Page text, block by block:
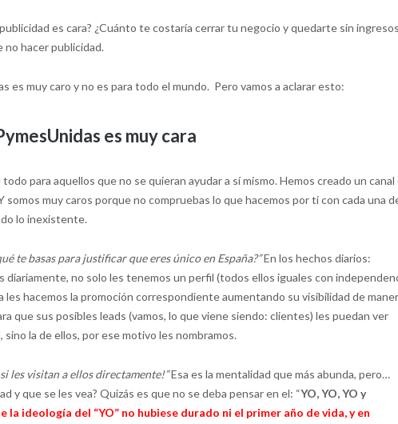
es cara? ¿Cuánto te costaría cerrar tu negocio y quedarte sin
no hacer publicidad.
es muy caro y no es para todo el mundo. Pero vamos a aclarar esto:
es muy cara
para aquellos que no se quieran ayudar a sí mismo. Hemos creado un canal
somos muy caros porque no compruebas lo que hacemos por ti con cada una
lo inexistente.
te basas para justificar que eres único en España?”En los hechos diarios:
no solo les tenemos un perfil (todos ellos iguales con
les hacemos la promoción correspondiente aumentando su visibilidad de
que sus posibles leads (vamos, lo que viene siendo: clientes) les puedan ver
la de ellos, por ese motivo les nombramos.
les visitan a ellos directamente!”Esa es la mentalidad que más abunda, pero…
y que se les vea? Quizás es que no se deba pensar en el: “YO, YO, YO y
la ideología del “YO” no hubiese durado ni el primer año de vida, y en